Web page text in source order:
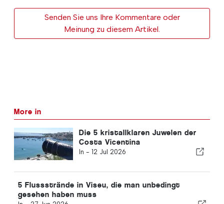
Senden Sie uns Ihre Kommentare oder
Meinung zu diesem Artikel.
More in
Die 5 kristallklaren Juwelen der
Costa Vicentina
In - 12 Jul 2026
5 Flussstrände in Viseu, die man unbedingt
gesehen haben muss